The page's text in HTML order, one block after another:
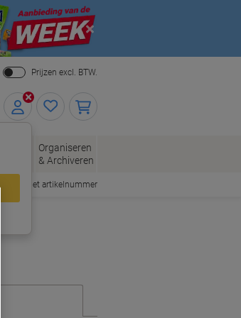
Close
Prijzen excl. BTW.
Organiseren
& Archiveren
met artikelnummer